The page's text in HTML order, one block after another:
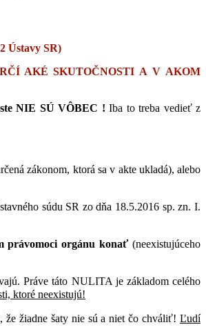
Ústavy SR)
AKÉ SKUTOČNOSTI A V AKOM
NIE SÚ VÔBEC !Iba to treba vedieť z
zákonom, ktorá sa v akte ukladá), alebo
súdu SR zo dňa 18.5.2016 sp. zn. I.
právomoci orgánu konať(neexistujúceho
Práve táto NULITA je základom celého
ktoré neexistujú!
že žiadne šaty nie sú a niet čo chváliť!Ľudí